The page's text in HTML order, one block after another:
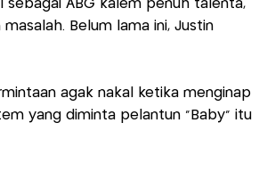
sebagai ABG kalem penuh talenta,
Belum lama ini, Justin
agak nakal ketika menginap
yang diminta pelantun "Baby" itu